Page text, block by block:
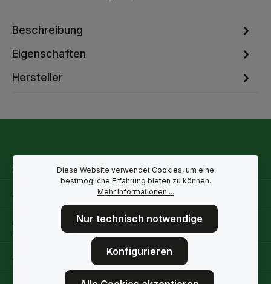
Beschreibung
Eigenschaften
Hersteller
Service-Hotline
Rechtliche Hinweise
Informationen
Folge uns
Diese Website verwendet Cookies, um eine
bestmögliche Erfahrung bieten zu können.
Mehr Informationen ...
Nur technisch notwendige
Konfigurieren